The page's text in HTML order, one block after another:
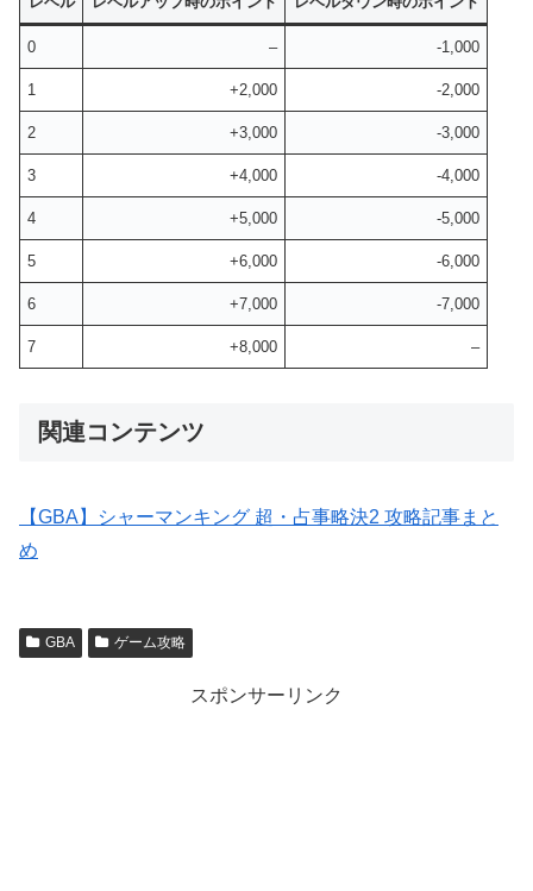
0 – -1,000
1 +2,000 -2,000
2 +3,000 -3,000
3 +4,000 -4,000
4 +5,000 -5,000
5 +6,000 -6,000
6 +7,000 -7,000
7 +8,000 –
関連コンテンツ
【GBA】シャーマンキング 超・占事略決2 攻略記事まと
め
GBA ゲーム攻略
スポンサーリンク